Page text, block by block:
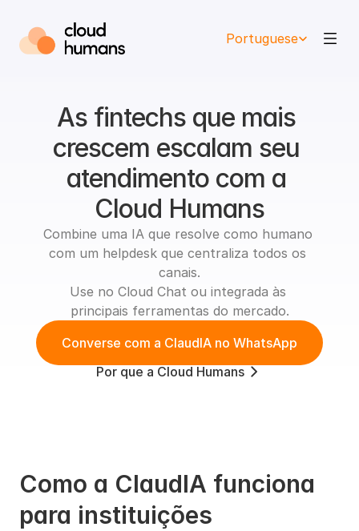
Portuguese
As fintechs que mais
crescem escalam seu
atendimento com a
Cloud Humans
Combine uma IA que resolve como humano
com um helpdesk que centraliza todos os
canais.
Use no Cloud Chat ou integrada às
principais ferramentas do mercado.
Converse com a ClaudIA no WhatsApp
Por que a Cloud Humans
Como a ClaudIA funciona
para instituições